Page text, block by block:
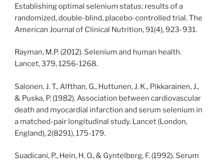
Establishing optimal selenium status: results of a
randomized, double-blind, placebo-controlled trial. The
American Journal of Clinical Nutrition, 91(4), 923-931.
Rayman, M.P. (2012). Selenium and human health.
Lancet, 379, 1256-1268.
Salonen, J. T., Alfthan, G., Huttunen, J. K., Pikkarainen, J.,
& Puska, P. (1982). Association between cardiovascular
death and myocardial infarction and serum selenium in
a matched-pair longitudinal study. Lancet (London,
England), 2(8291), 175-179.
Suadicani, P., Hein, H. O., & Gyntelberg, F. (1992). Serum